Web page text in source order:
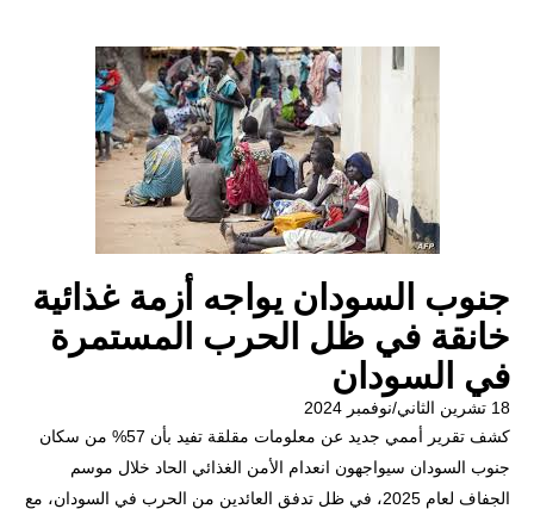
جنوب السودان يواجه أزمة غذائية
خانقة في ظل الحرب المستمرة
في السودان
18 تشرين الثاني/نوفمبر 2024
كشف تقرير أممي جديد عن معلومات مقلقة تفيد بأن 57% من سكان
جنوب السودان سيواجهون انعدام الأمن الغذائي الحاد خلال موسم
الجفاف لعام 2025، في ظل تدفق العائدين من الحرب في السودان، مع